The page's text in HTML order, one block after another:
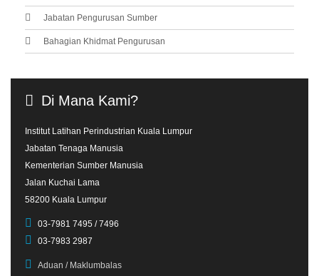
Jabatan Pengurusan Sumber
Bahagian Khidmat Pengurusan
Di Mana Kami?
Institut Latihan Perindustrian Kuala Lumpur
Jabatan Tenaga Manusia
Kementerian Sumber Manusia
Jalan Kuchai Lama
58200 Kuala Lumpur
03-7981 7495 / 7496
03-7983 2987
Aduan / Maklumbalas